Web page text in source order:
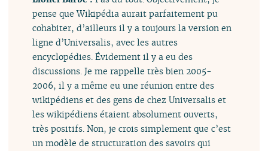
pense que Wikipédia aurait parfaitement pu
cohabiter, d’ailleurs il y a toujours la version en
ligne d’Universalis, avec les autres
encyclopédies. Évidement il y a eu des
discussions. Je me rappelle très bien 2005-
2006, il y a même eu une réunion entre des
wikipédiens et des gens de chez Universalis et
les wikipédiens étaient absolument ouverts,
très positifs. Non, je crois simplement que c’est
un modèle de structuration des savoirs qui